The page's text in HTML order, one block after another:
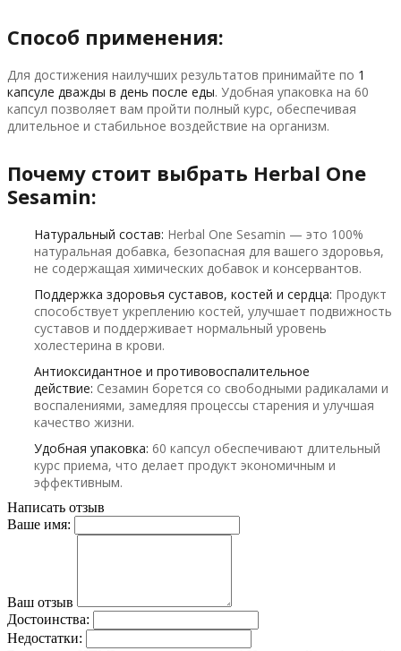
Способ применения:
Для достижения наилучших результатов принимайте по 1
капсуле дважды в день после еды. Удобная упаковка на 60
капсул позволяет вам пройти полный курс, обеспечивая
длительное и стабильное воздействие на организм.
Почему стоит выбрать Herbal One
Sesamin:
Натуральный состав: Herbal One Sesamin — это 100%
натуральная добавка, безопасная для вашего здоровья,
не содержащая химических добавок и консервантов.
Поддержка здоровья суставов, костей и сердца: Продукт
способствует укреплению костей, улучшает подвижность
суставов и поддерживает нормальный уровень
холестерина в крови.
Антиоксидантное и противовоспалительное
действие: Сезамин борется со свободными радикалами и
воспалениями, замедляя процессы старения и улучшая
качество жизни.
Удобная упаковка: 60 капсул обеспечивают длительный
курс приема, что делает продукт экономичным и
эффективным.
Написать отзыв
Ваше имя:
Ваш отзыв
Достоинства:
Недостатки: